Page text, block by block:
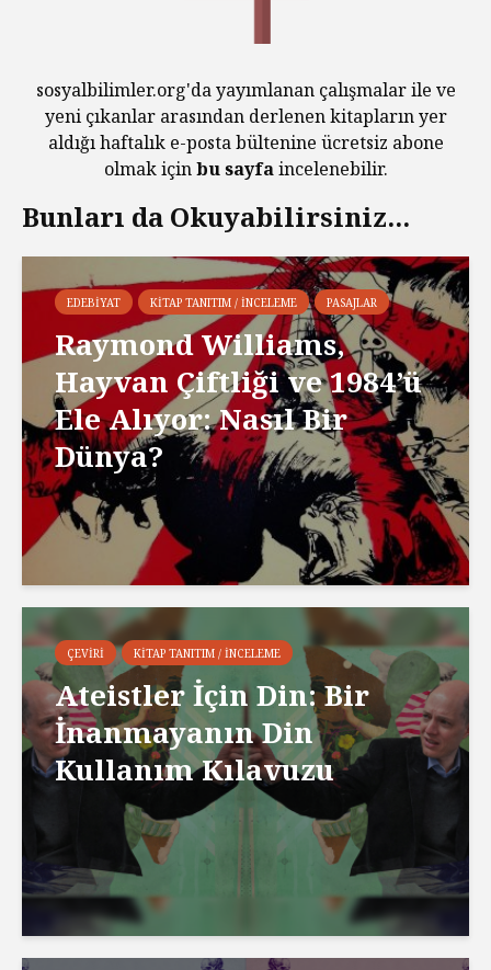
sosyalbilimler.org'da yayımlanan çalışmalar ile ve
yeni çıkanlar arasından derlenen kitapların yer
aldığı haftalık e-posta bültenine ücretsiz abone
olmak içinbu sayfaincelenebilir.
Bunları da Okuyabilirsiniz...
EDEBIYAT KITAP TANITIM / İNCELEME PASAJLAR
Raymond Williams,
Hayvan Çiftliği ve 1984’ü
Ele Alıyor: Nasıl Bir
Dünya?
ÇEVIRI KITAP TANITIM / İNCELEME
Ateistler İçin Din: Bir
İnanmayanın Din
Kullanım Kılavuzu